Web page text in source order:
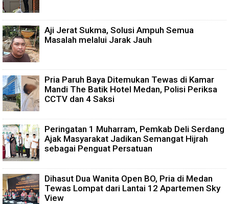
Aji Jerat Sukma, Solusi Ampuh Semua
Masalah melalui Jarak Jauh
Pria Paruh Baya Ditemukan Tewas di Kamar
Mandi The Batik Hotel Medan, Polisi Periksa
CCTV dan 4 Saksi
Peringatan 1 Muharram, Pemkab Deli Serdang
Ajak Masyarakat Jadikan Semangat Hijrah
sebagai Penguat Persatuan
Dihasut Dua Wanita Open BO, Pria di Medan
Tewas Lompat dari Lantai 12 Apartemen Sky
View